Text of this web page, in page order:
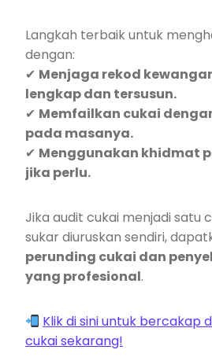
Langkah terbaik untuk
dengan:
✔ Menjaga rekod
lengkap dan tersusun.
✔ Memfailkan cukai
pada masanya.
✔ Menggunakan khidmat
jika perlu.
Jika audit cukai menjadi satu
sukar diuruskan sendiri,
perunding cukai dan
yang profesional.
Klik di sini untuk bercakap
cukai sekarang!